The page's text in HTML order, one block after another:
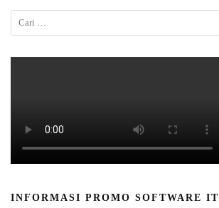
INFORMASI PROMO SOFTWARE IT